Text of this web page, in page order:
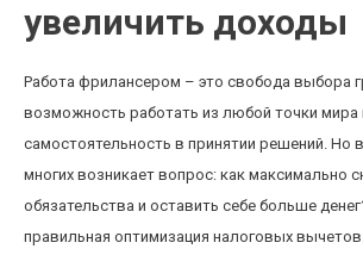
увеличить доходы
Работа фрилансером – это свобода выбора
возможность работать из любой точки мира
самостоятельность в принятии решений. Но
многих возникает вопрос: как максимально
обязательства и оставить себе больше
правильная оптимизация налоговых